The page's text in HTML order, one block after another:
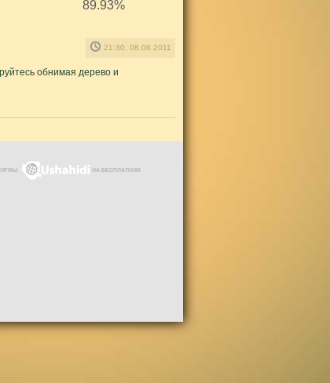
89.93%
21:30, 08.06.2011
обнимая дерево и
НА БЕСПЛАТНОМ